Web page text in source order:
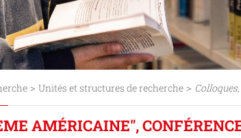
> Unités et structures de recherche>
AMÉRICAINE",